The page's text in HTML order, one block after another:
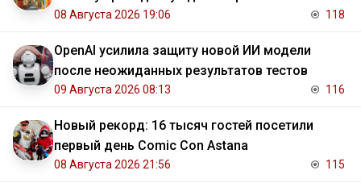
08 Августа 2026 19:06 118
OpenAI усилила защиту новой ИИ модели
после неожиданных результатов тестов
09 Августа 2026 08:13 116
Новый рекорд: 16 тысяч гостей посетили
первый день Comic Con Astana
08 Августа 2026 21:56 115